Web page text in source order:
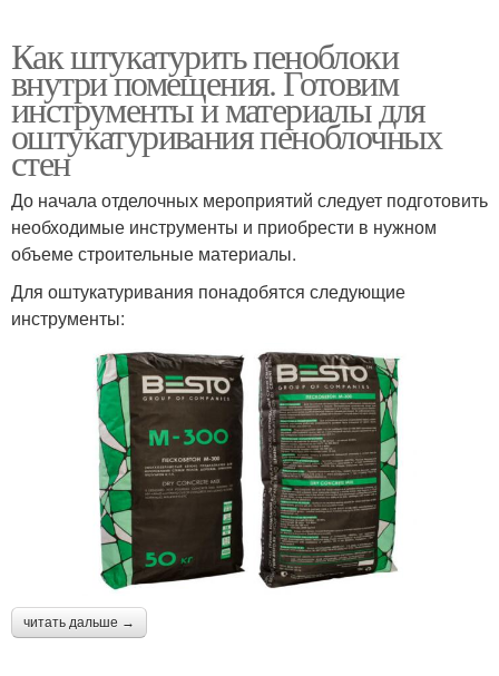
Как штукатурить пеноблоки
внутри помещения. Готовим
инструменты и материалы для
оштукатуривания пеноблочных
стен
До начала отделочных мероприятий следует подготовить
необходимые инструменты и приобрести в нужном
объеме строительные материалы.
Для оштукатуривания понадобятся следующие
инструменты:
читать дальше →